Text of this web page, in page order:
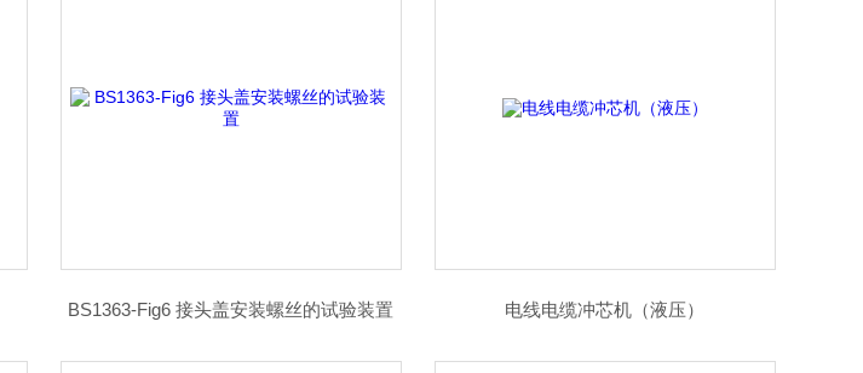
BS1363-Fig6 接头盖安装螺丝的试验装置 电线电缆冲芯机（液压）